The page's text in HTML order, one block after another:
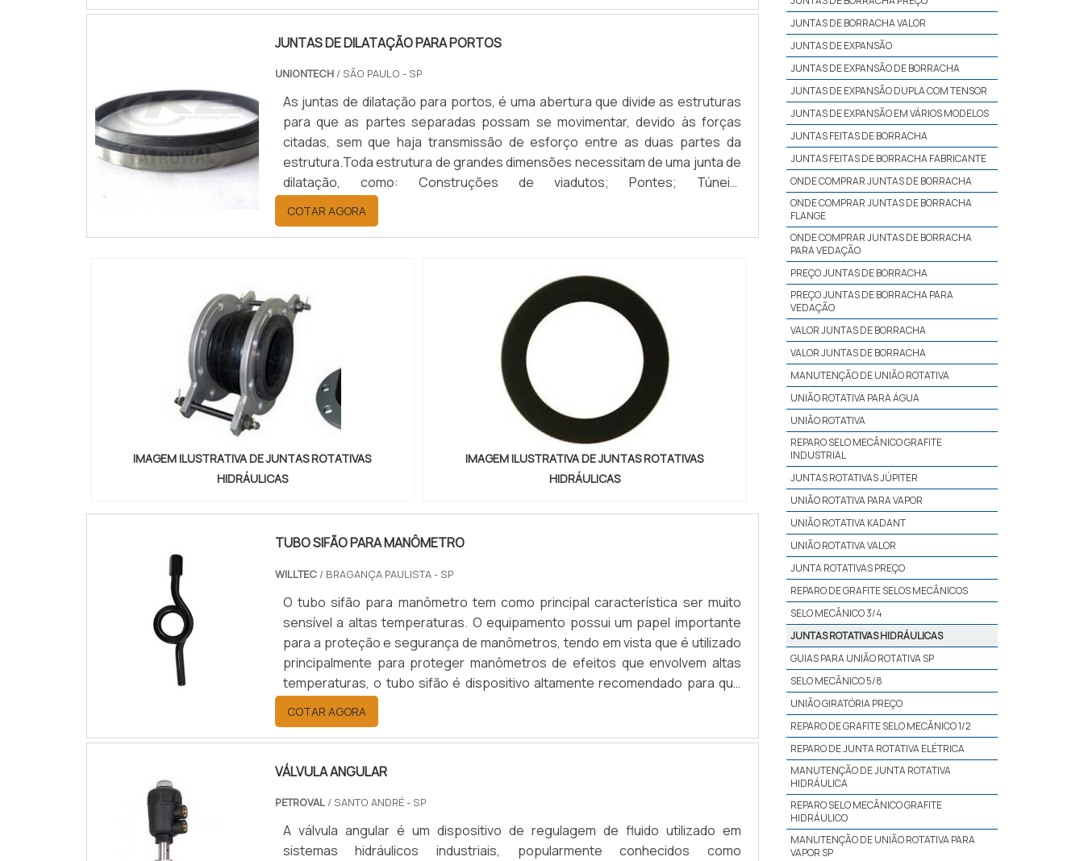
JUNTAS DE DILATAÇÃO PARA PORTOS
UNIONTECH / SÃO PAULO - SP
As juntas de dilatação para portos, é uma abertura que divide as estruturas
para que as partes separadas possam se movimentar, devido às forças
citadas, sem que haja transmissão de esforço entre as duas partes da
estrutura.Toda estrutura de grandes dimensões necessitam de uma junta de
dilatação, como: Construções de viadutos; Pontes; Túneis;
Estacionamentos; Edifícios; Indústrias; Metrôs; Reservatórios; Muros de
contenção; Escadas hidrá...
COTAR AGORA
IMAGEM ILUSTRATIVA DE JUNTAS ROTATIVAS
HIDRÁULICAS
IMAGEM ILUSTRATIVA DE JUNTAS ROTATIVAS
HIDRÁULICAS
TUBO SIFÃO PARA MANÔMETRO
WILLTEC/ BRAGANÇA PAULISTA - SP
O tubo sifão para manômetro tem como principal característica ser muito
sensível a altas temperaturas. O equipamento possui um papel importante
para a proteção e segurança de manômetros, tendo em vista que é utilizado
principalmente para proteger manômetros de efeitos que envolvem altas
temperaturas, o tubo sifão é dispositivo altamente recomendado para que
evitar problemas e acidentes no uso de manômetroFuncionalidade dos tufos
COTAR AGORA
VÁLVULA ANGULAR
PETROVAL/ SANTO ANDRÉ - SP
A válvula angular é um dispositivo de regulagem de fluido utilizado em
sistemas hidráulicos industriais, popularmente conhecidos como
JUNTAS DE BORRACHA VALOR
JUNTAS DE EXPANSÃO
JUNTAS DE EXPANSÃO DE BORRACHA
JUNTAS DE EXPANSÃO DUPLA COM TENSOR
JUNTAS DE EXPANSÃO EM VÁRIOS MODELOS
JUNTAS FEITAS DE BORRACHA
JUNTAS FEITAS DE BORRACHA FABRICANTE
ONDE COMPRAR JUNTAS DE BORRACHA
ONDE COMPRAR JUNTAS DE BORRACHA
FLANGE
ONDE COMPRAR JUNTAS DE BORRACHA
PARA VEDAÇÃO
PREÇO JUNTAS DE BORRACHA
PREÇO JUNTAS DE BORRACHA PARA
VEDAÇÃO
VALOR JUNTAS DE BORRACHA
VALOR JUNTAS DE BORRACHA
MANUTENÇÃO DE UNIÃO ROTATIVA
UNIÃO ROTATIVA PARA ÁGUA
UNIÃO ROTATIVA
REPARO SELO MECÂNICO GRAFITE
INDUSTRIAL
JUNTAS ROTATIVAS JÚPITER
UNIÃO ROTATIVA PARA VAPOR
UNIÃO ROTATIVA KADANT
UNIÃO ROTATIVA VALOR
JUNTA ROTATIVAS PREÇO
REPARO DE GRAFITE SELOS MECÂNICOS
SELO MECÂNICO 3/4
JUNTAS ROTATIVAS HIDRÁULICAS
GUIAS PARA UNIÃO ROTATIVA SP
SELO MECÂNICO 5/8
UNIÃO GIRATÓRIA PREÇO
REPARO DE GRAFITE SELO MECÂNICO 1/2
REPARO DE JUNTA ROTATIVA ELÉTRICA
MANUTENÇÃO DE JUNTA ROTATIVA
HIDRÁULICA
REPARO SELO MECÂNICO GRAFITE
HIDRÁULICO
MANUTENÇÃO DE UNIÃO ROTATIVA PARA
VAPOR SP